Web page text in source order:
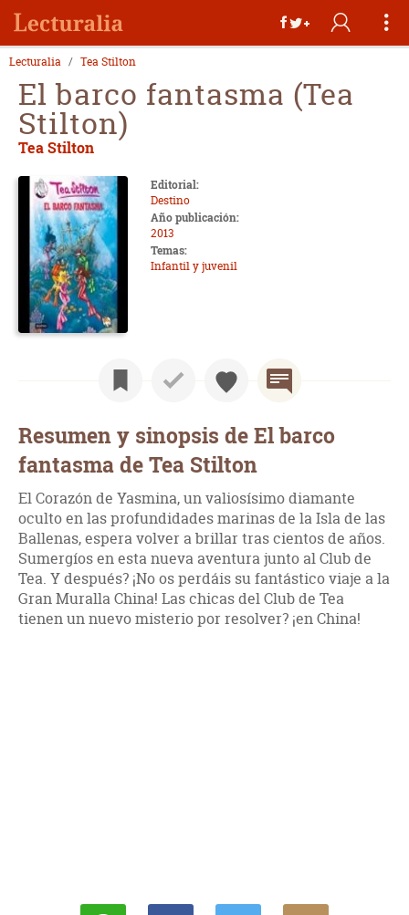
Lecturalia Tea Stilton
El barco fantasma (Tea
Stilton)
Tea Stilton
Editorial:
Destino
Año publicación:
2013
Temas:
Infantil y juvenil
Resumen y sinopsis de El barco
fantasma de Tea Stilton
El Corazón de Yasmina, un valiosísimo diamante
oculto en las profundidades marinas de la Isla de las
Ballenas, espera volver a brillar tras cientos de años.
Sumergíos en esta nueva aventura junto al Club de
Tea. Y después? ¡No os perdáis su fantástico viaje a la
Gran Muralla China! Las chicas del Club de Tea
tienen un nuevo misterio por resolver? ¡en China!